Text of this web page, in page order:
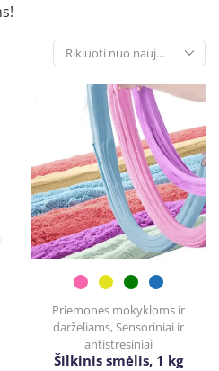
Priemonės mokykloms ir
darželiams,Sensoriniai ir
antistresiniai
Šilkinis smėlis, 1 kg